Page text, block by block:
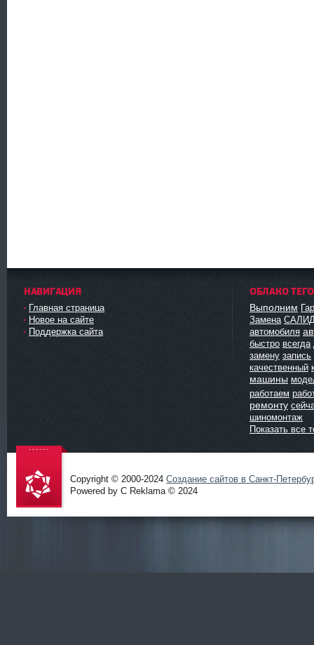
НАВИГАЦИЯ
Главная страница
Новое на сайте
Поддержка сайта
ОБЛАКО
Выполним
Замена
автомобиля
быстро всегда
замену запись
качественный
машины
работаем
ремонту
шиномонтаж
Показать все
Проект
Copyright © 2000-2024 Создание сайтов в Санкт-
Powered by C Reklama © 2024